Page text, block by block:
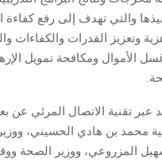
والتي تهدف إلى رفع كفاءة
وتعزيز القدرات والكفاءات
الأموال ومكافحة تمويل
تقنية الاتصال المرئي عن
محمد بن هادي الحسيني،
المزروعي، ووزير الصحة